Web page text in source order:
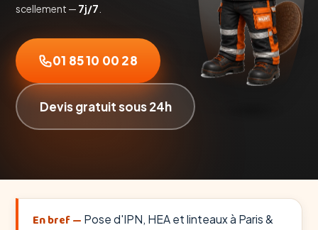
scellement — 7j/7
01 85 10 00 28
Devis gratuit sous 24h
En bref — Pose d'IPN, HEA et linteaux à Paris &